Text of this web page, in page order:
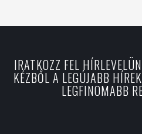
IRATKOZZ FEL
KÉZBŐL A LEGÚJABB
LEGFINOMABB